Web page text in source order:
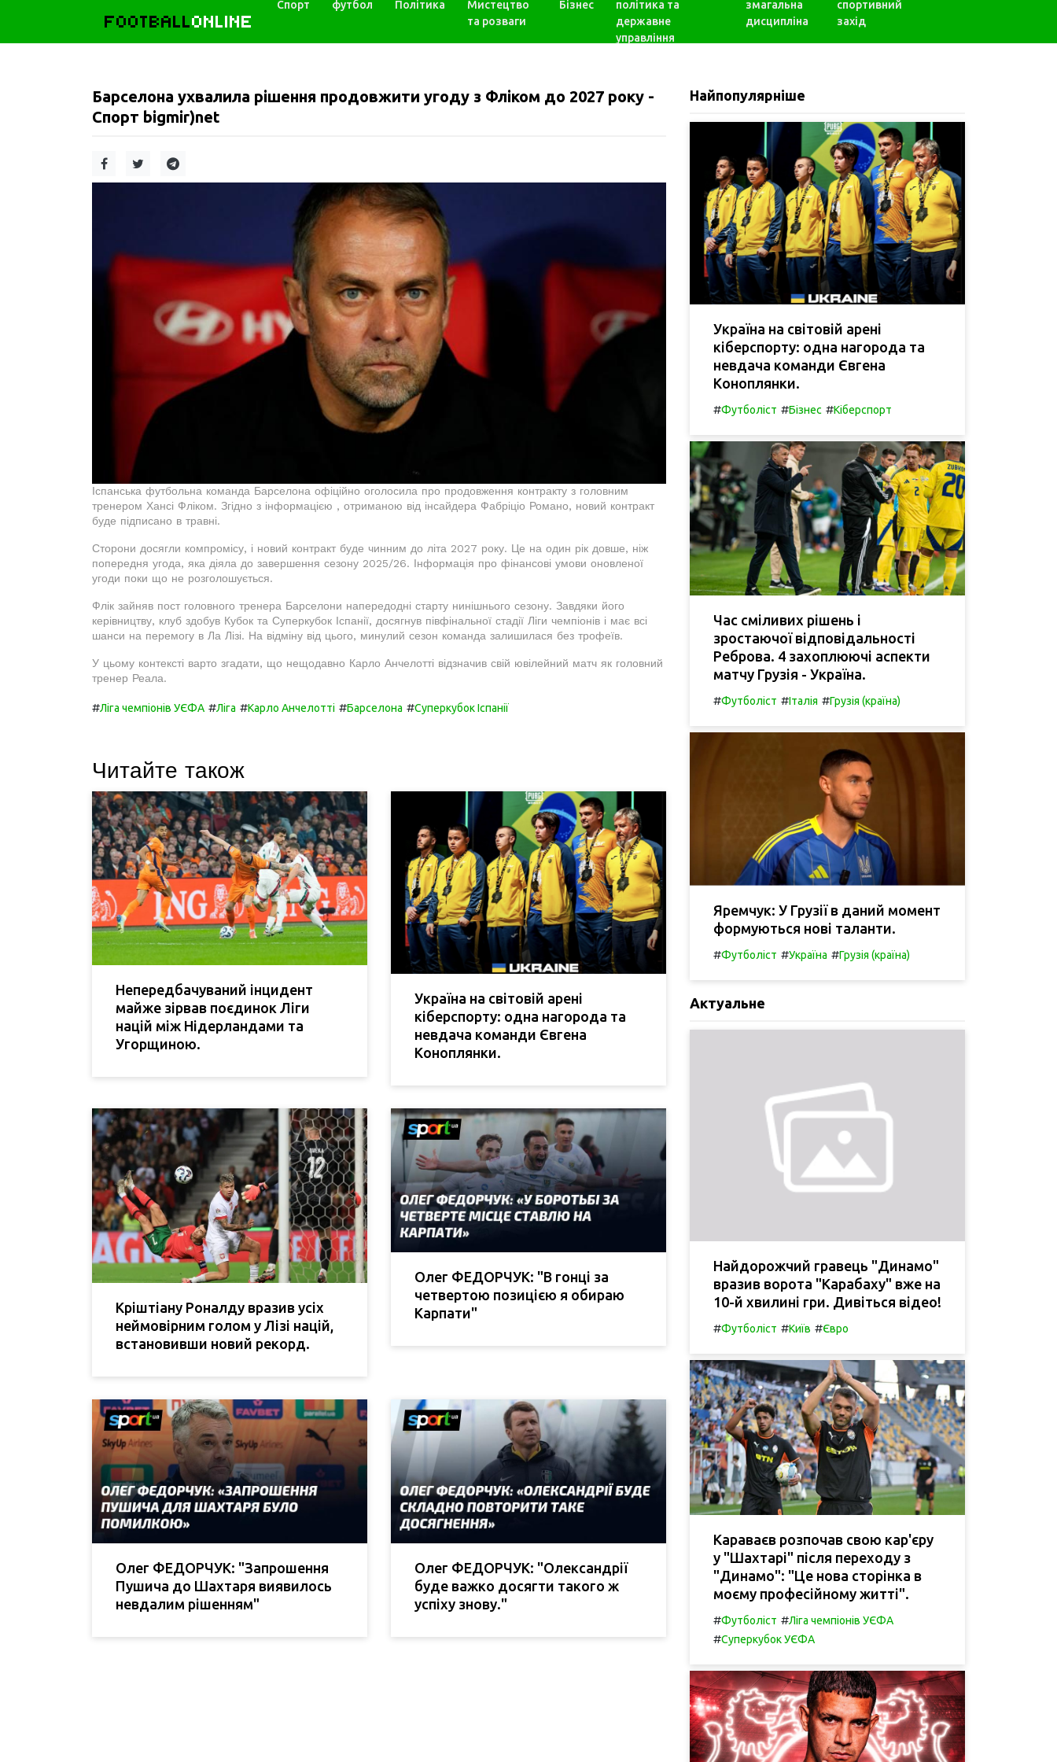
FOOTBALLONLINE
Спорт футбол Політика
Мистецтво
та розваги
Бізнес
політика та
державне
управління
змагальна
дисципліна
спортивний
захід
Барселона ухвалила рішення продовжити угоду з Фліком до 2027 року -
Спорт bigmir)net
Іспанська футбольна команда Барселона офіційно оголосила про продовження контракту з головним
тренером Хансі Фліком. Згідно з інформацією , отриманою від інсайдера Фабріціо Романо, новий контракт
буде підписано в травні.
Сторони досягли компромісу, і новий контракт буде чинним до літа 2027 року. Це на один рік довше, ніж
попередня угода, яка діяла до завершення сезону 2025/26. Інформація про фінансові умови оновленої
угоди поки що не розголошується.
Флік зайняв пост головного тренера Барселони напередодні старту нинішнього сезону. Завдяки його
керівництву, клуб здобув Кубок та Суперкубок Іспанії, досягнув півфінальної стадії Ліги чемпіонів і має всі
шанси на перемогу в Ла Лізі. На відміну від цього, минулий сезон команда залишилася без трофеїв.
У цьому контексті варто згадати, що нещодавно Карло Анчелотті відзначив свій ювілейний матч як головний
тренер Реала.
#Ліга чемпіонів УЄФА #Ліга #Карло Анчелотті #Барселона #Суперкубок Іспанії
Читайте також
Непередбачуваний інцидент
майже зірвав поєдинок Ліги
націй між Нідерландами та
Угорщиною.
Україна на світовій арені
кіберспорту: одна нагорода та
невдача команди Євгена
Коноплянки.
Кріштіану Роналду вразив усіх
неймовірним голом у Лізі націй,
встановивши новий рекорд.
Олег ФЕДОРЧУК: "В гонці за
четвертою позицією я обираю
Карпати"
Олег ФЕДОРЧУК: "Запрошення
Пушича до Шахтаря виявилось
невдалим рішенням"
Олег ФЕДОРЧУК: "Олександрії
буде важко досягти такого ж
успіху знову."
Найпопулярніше
Україна на світовій арені
кіберспорту: одна нагорода та
невдача команди Євгена
Коноплянки.
#Футболіст #Бізнес #Кіберспорт
Час сміливих рішень і
зростаючої відповідальності
Реброва. 4 захоплюючі аспекти
матчу Грузія - Україна.
#Футболіст #Італія #Грузія (країна)
Яремчук: У Грузії в даний момент
формуються нові таланти.
#Футболіст #Україна #Грузія (країна)
Актуальне
Найдорожчий гравець "Динамо"
вразив ворота "Карабаху" вже на
10-й хвилині гри. Дивіться відео!
#Футболіст #Київ #Євро
Караваєв розпочав свою кар'єру
у "Шахтарі" після переходу з
"Динамо": "Це нова сторінка в
моєму професійному житті".
#Футболіст #Ліга чемпіонів УЄФА
#Суперкубок УЄФА